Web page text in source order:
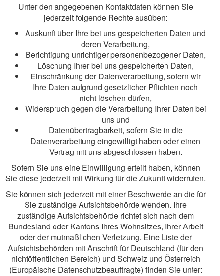
Unter den angegebenen Kontaktdaten können Sie
jederzeit folgende Rechte ausüben:
Auskunft über Ihre bei uns gespeicherten Daten und
deren Verarbeitung,
Berichtigung unrichtiger personenbezogener Daten,
Löschung Ihrer bei uns gespeicherten Daten,
Einschränkung der Datenverarbeitung, sofern wir
Ihre Daten aufgrund gesetzlicher Pflichten noch
nicht löschen dürfen,
Widerspruch gegen die Verarbeitung Ihrer Daten bei
uns und
Datenübertragbarkeit, sofern Sie in die
Datenverarbeitung eingewilligt haben oder einen
Vertrag mit uns abgeschlossen haben.
Sofern Sie uns eine Einwilligung erteilt haben, können
Sie diese jederzeit mit Wirkung für die Zukunft widerrufen.
Sie können sich jederzeit mit einer Beschwerde an die für
Sie zuständige Aufsichtsbehörde wenden. Ihre
zuständige Aufsichtsbehörde richtet sich nach dem
Bundesland oder Kantons Ihres Wohnsitzes, Ihrer Arbeit
oder der mutmaßlichen Verletzung. Eine Liste der
Aufsichtsbehörden mit Anschrift für Deutschland (für den
nichtöffentlichen Bereich) und Schweiz und Österreich
(Europäische Datenschutzbeauftragte) finden Sie unter: